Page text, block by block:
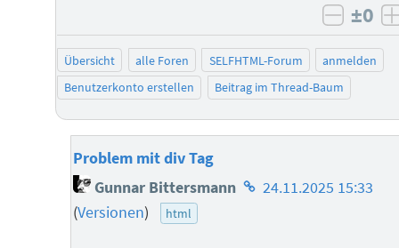
±0
Übersicht alle Foren SELFHTML-Forum
anmelden
Benutzerkonto erstellen
Beitrag im Thread-Baum
Problem mit div Tag
Gunnar Bittersmann Homepage
24.11.2025 15:33
(Versionen) html